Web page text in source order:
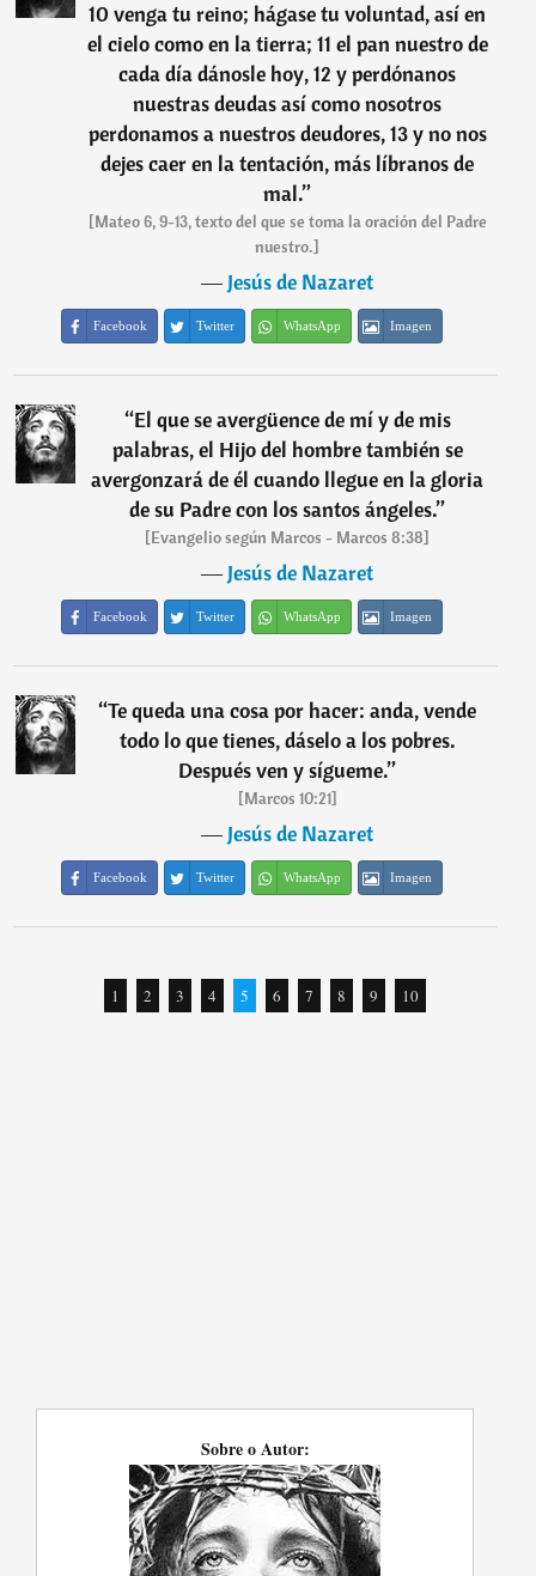
10 venga tu reino; hágase tu voluntad, así en
el cielo como en la tierra; 11 el pan nuestro de
cada día dánosle hoy, 12 y perdónanos
nuestras deudas así como nosotros
perdonamos a nuestros deudores, 13 y no nos
dejes caer en la tentación, más líbranos de
mal.”
[Mateo 6, 9-13, texto del que se toma la oración del Padre
nuestro.]
―Jesús de Nazaret
Facebook Twitter WhatsApp Imagen
“El que se avergüence de mí y de mis
palabras, el Hijo del hombre también se
avergonzará de él cuando llegue en la gloria
de su Padre con los santos ángeles.”
[Evangelio según Marcos - Marcos 8:38]
―Jesús de Nazaret
Facebook Twitter WhatsApp Imagen
“Te queda una cosa por hacer: anda, vende
todo lo que tienes, dáselo a los pobres.
Después ven y sígueme.”
[Marcos 10:21]
―Jesús de Nazaret
Facebook Twitter WhatsApp Imagen
1 2 3 4 5 6 7 8 9 10
Sobre o Autor: